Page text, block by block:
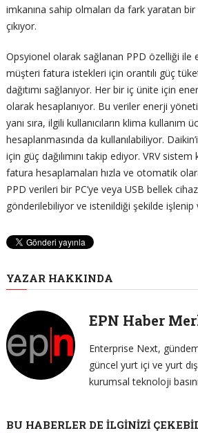
imkanına sahip olmaları da fark yaratan bir
çıkıyor.
Opsyionel olarak sağlanan PPD özelliği ile
müşteri fatura istekleri için orantılı güç
dağıtımı sağlanıyor. Her bir iç ünite için
olarak hesaplanıyor. Bu veriler enerji
yanı sıra, ilgili kullanıcıların klima kullanım
hesaplanmasında da kullanılabiliyor.
için güç dağılımını takip ediyor. VRV
fatura hesaplamaları hızla ve otomatik
PPD verileri bir PC’ye veya USB bellek
gönderilebiliyor ve istenildiği şekilde işlenip
YAZAR HAKKINDA
EPN Haber
Enterprise Next,
güncel yurt içi ve yurt
kurumsal teknoloji
BU HABERLER DE İLGINIZI